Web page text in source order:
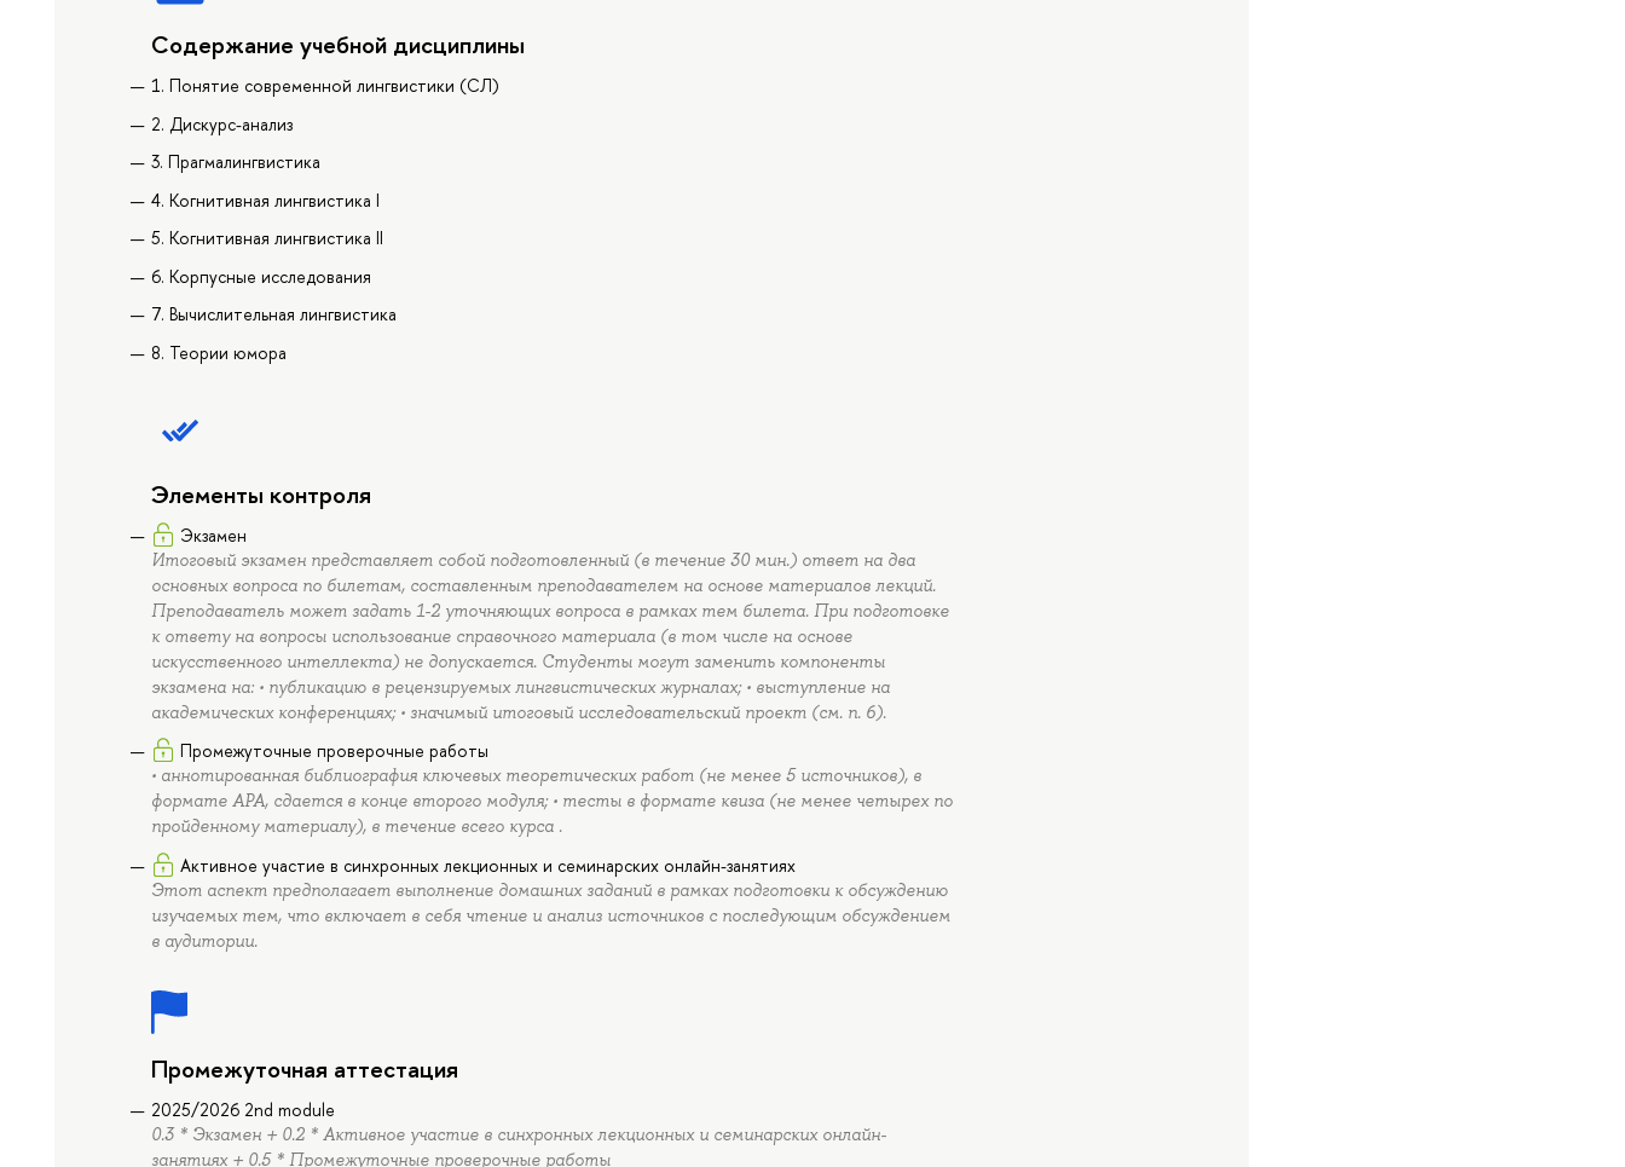
Содержание учебной дисциплины
1. Понятие современной лингвистики (СЛ)
2. Дискурс-анализ
3. Прагмалингвистика
4. Когнитивная лингвистика I
5. Когнитивная лингвистика II
6. Корпусные исследования
7. Вычислительная лингвистика
8. Теории юмора
Элементы контроля
Экзамен
Итоговый экзамен представляет собой подготовленный (в течение 30 мин.) ответ на два
основных вопроса по билетам, составленным преподавателем на основе материалов лекций.
Преподаватель может задать 1-2 уточняющих вопроса в рамках тем билета. При подготовке
к ответу на вопросы использование справочного материала (в том числе на основе
искусственного интеллекта) не допускается. Студенты могут заменить компоненты
экзамена на: • публикацию в рецензируемых лингвистических журналах; • выступление на
академических конференциях; • значимый итоговый исследовательский проект (см. п. 6).
Промежуточные проверочные работы
• аннотированная библиография ключевых теоретических работ (не менее 5 источников), в
формате АРА, сдается в конце второго модуля; • тесты в формате квиза (не менее четырех по
пройденному материалу), в течение всего курса .
Активное участие в синхронных лекционных и семинарских онлайн-занятиях
Этот аспект предполагает выполнение домашних заданий в рамках подготовки к обсуждению
изучаемых тем, что включает в себя чтение и анализ источников с последующим обсуждением
в аудитории.
Промежуточная аттестация
2025/2026 2nd module
0.3 * Экзамен + 0.2 * Активное участие в синхронных лекционных и семинарских онлайн-
занятиях + 0.5 * Промежуточные проверочные работы